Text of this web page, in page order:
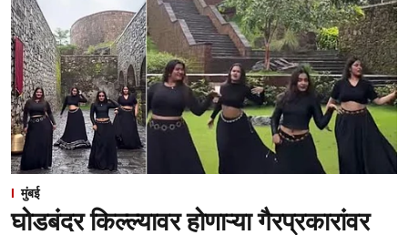
मुंबई
घोडबंदर किल्ल्यावर होणाऱ्या गैरप्रकारांवर